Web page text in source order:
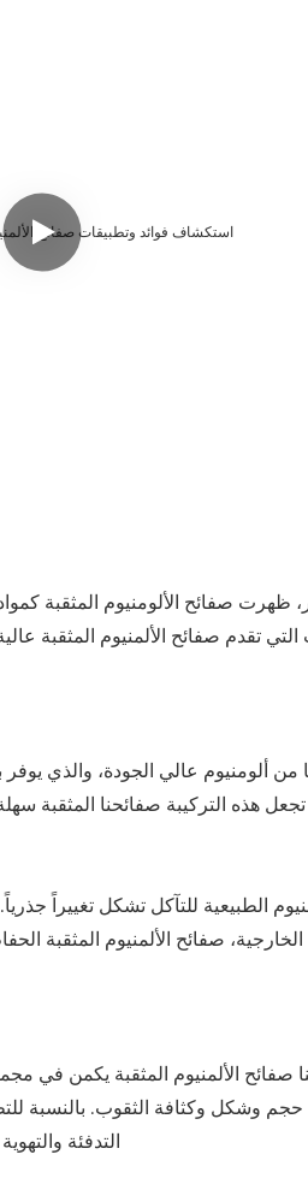
تقدم صفائح الألمنيوم المثقبة
من ألومنيوم عالي الجودة، والذي
هذه التركيبة صفائحنا المثقبة
الطبيعية للتآكل تشكل تغييراً
الخارجية، صفائح الألمنيوم المثقبة
صفائح الألمنيوم المثقبةيكمن في
حجم وشكل وكثافة الثقوب. بالنسبة
التدفئة